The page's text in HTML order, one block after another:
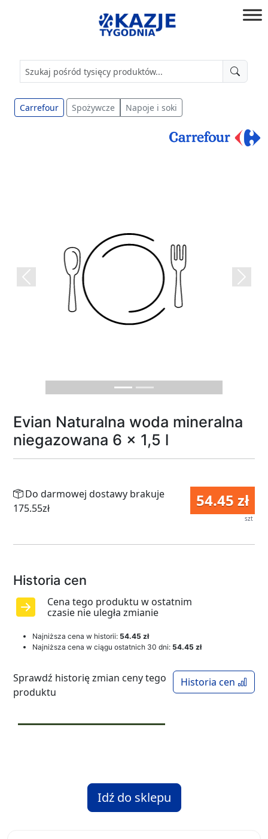
złap
Carrefour Spożywcze Napoje i soki
Previous Next
Evian Naturalna woda mineralna
niegazowana 6 x 1,5 l
54.45 zł
szt
Do darmowej dostawy brakuje
175.55zł
Historia cen
Cena tego produktu w ostatnim
czasie nie uległa zmianie
Najniższa cena w historii: 54.45 zł
Najniższa cena w ciągu ostatnich 30 dni: 54.45 zł
Historia cen
Sprawdź historię zmian ceny tego
produktu
Idź do sklepu